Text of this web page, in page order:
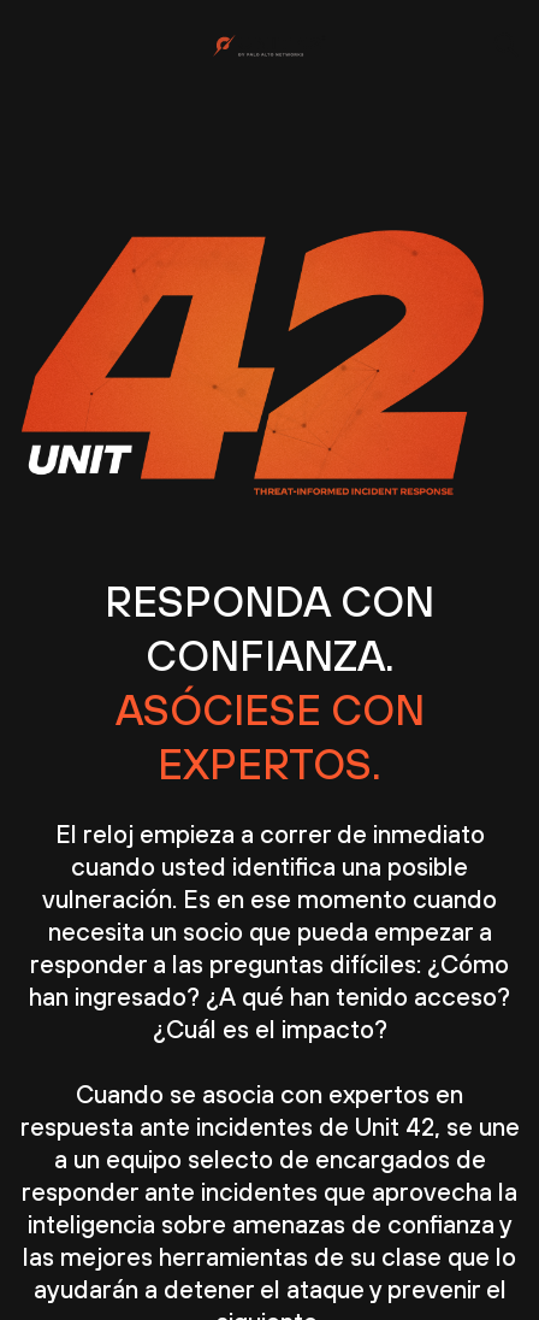
RESPONDA CON
CONFIANZA.
ASÓCIESE CON
EXPERTOS.
El reloj empieza a correr de inmediato
cuando usted identifica una posible
vulneración. Es en ese momento cuando
necesita un socio que pueda empezar a
responder a las preguntas difíciles: ¿Cómo
han ingresado? ¿A qué han tenido acceso?
¿Cuál es el impacto?
Cuando se asocia con expertos en
respuesta ante incidentes de Unit 42, se une
a un equipo selecto de encargados de
responder ante incidentes que aprovecha la
inteligencia sobre amenazas de confianza y
las mejores herramientas de su clase que lo
ayudarán a detener el ataque y prevenir el